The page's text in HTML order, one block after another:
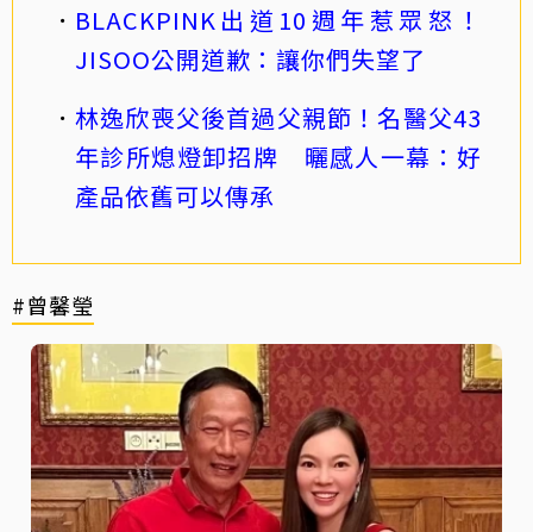
BLACKPINK出道10週年惹眾怒！
JISOO公開道歉：讓你們失望了
林逸欣喪父後首過父親節！名醫父43
年診所熄燈卸招牌 曬感人一幕：好
產品依舊可以傳承
#曾馨瑩